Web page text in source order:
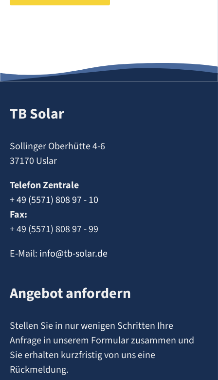
TB Solar
Sollinger Oberhütte 4-6
37170 Uslar
Telefon Zentrale
+ 49 (5571) 808 97 - 10
Fax:
+ 49 (5571) 808 97 - 99
E-Mail: info@tb-solar.de
Angebot anfordern
Stellen Sie in nur wenigen Schritten Ihre
Anfrage in unserem Formular zusammen und
Sie erhalten kurzfristig von uns eine
Rückmeldung.